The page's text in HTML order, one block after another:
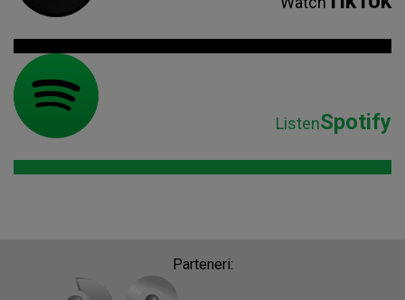
ListenSpotify
Parteneri: